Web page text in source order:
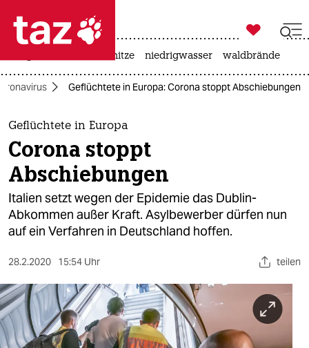
 taz zahl ich
taz zahl ich
themen
politik
öko
gesellschaft
sport
berlin
nord

taz zahl ich
hitze niedrigwasser waldbrände
Geflüchtete in Europa: Corona stoppt Abschiebungen
Geflüchtete in Europa
Corona stoppt
Abschiebungen
Italien setzt wegen der Epidemie das Dublin-
Abkommen außer Kraft. Asylbewerber dürfen nun
auf ein Verfahren in Deutschland hoffen.
28.2.2020 15:54 Uhr teilen